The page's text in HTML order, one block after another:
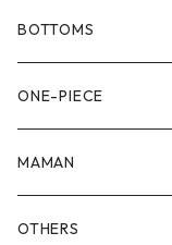
80size
90size
100size
110size
BOTTOMS
80size
90size
100size
ONE-PIECE
80size
90size
MAMAN
OTHERS